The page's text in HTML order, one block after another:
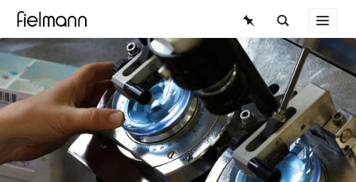
BRILLEN
SONNENBRILLEN
KONTAKTLINSEN
WISSEN
WISSEN